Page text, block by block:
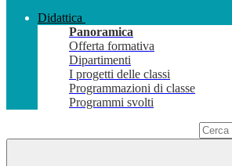
Didattica
Panoramica
Offerta formativa
Dipartimenti
I progetti delle classi
Programmazioni di classe
Programmi svolti